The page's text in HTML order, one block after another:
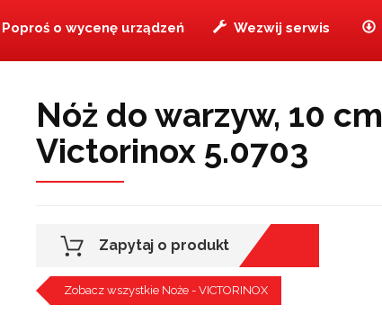
Poproś o wycenę urządzeń Wezwij serwis
Nóż do warzyw, 10 cm
Victorinox 5.0703
Zapytaj o produkt
Zobacz wszystkie Noże - VICTORINOX